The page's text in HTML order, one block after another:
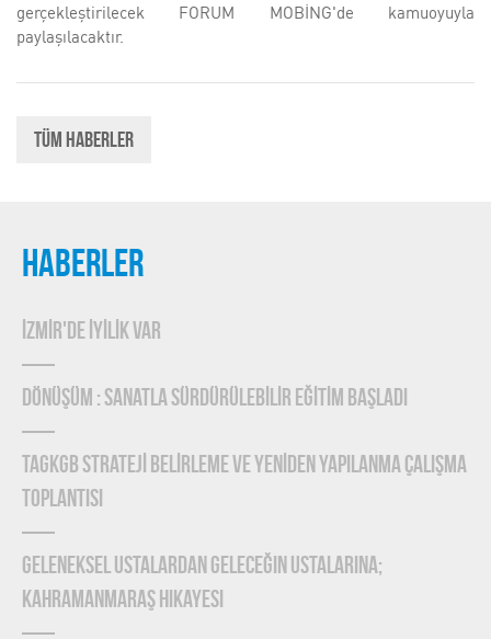
gerçekleştirilecek FORUM MOBİNG'de kamuoyuyla
paylaşılacaktır.
Tüm Haberler
HABERLER
İZMİR'DE İYİLİK VAR
DÖNÜŞÜM : SANATLA SÜRDÜRÜLEBİLİR EĞİTİM BAŞLADI
TAGKGB STRATEJİ BELİRLEME ve YENİDEN YAPILANMA ÇALIŞMA
TOPLANTISI
Geleneksel Ustalardan Geleceğin Ustalarına;
Kahramanmaraş Hikayesi